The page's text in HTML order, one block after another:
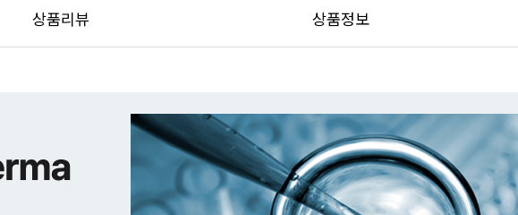
상품리뷰 상품정보